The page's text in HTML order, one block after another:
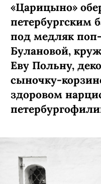
«Царицыно»
петербургским
под медляк
Булановой,
Еву Польну,
сыночку-­
здоровом